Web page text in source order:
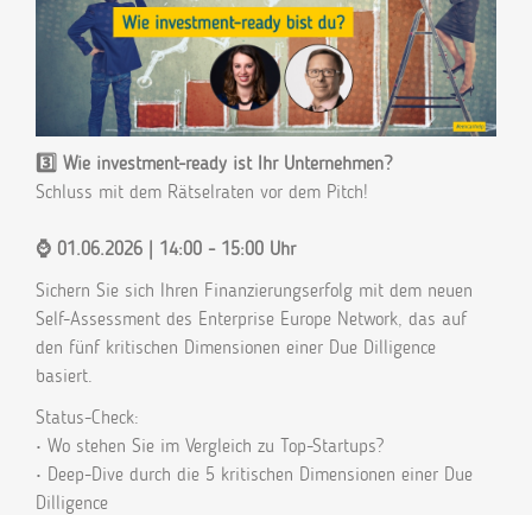
3️⃣ Wie investment-ready ist Ihr Unternehmen?
Schluss mit dem Rätselraten vor dem Pitch!
⌚ 01.06.2026 | 14:00 - 15:00 Uhr
Sichern Sie sich Ihren Finanzierungserfolg mit dem neuen
Self-Assessment des Enterprise Europe Network, das auf
den fünf kritischen Dimensionen einer Due Dilligence
basiert.
Status-Check:
• Wo stehen Sie im Vergleich zu Top-Startups?
• Deep-Dive durch die 5 kritischen Dimensionen einer Due
Dilligence